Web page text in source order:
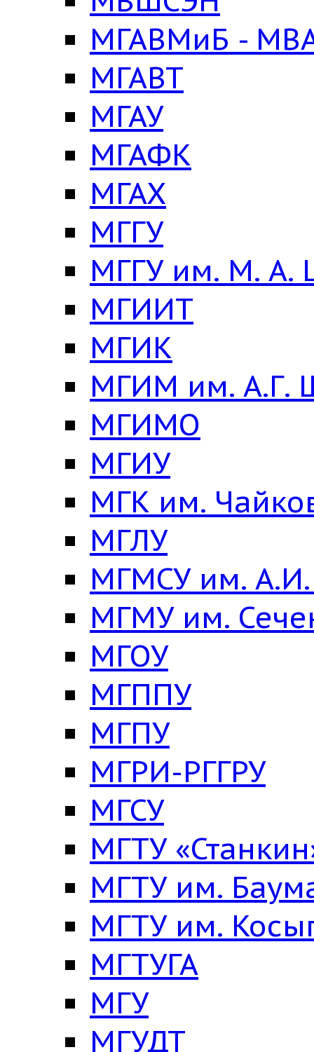
МГАВМиБ -
МГАВТ
МГАУ
МГАФК
МГАХ
МГГУ
МГГУ им. М. А.
МГИИТ
МГИК
МГИМ им. А.Г.
МГИМО
МГИУ
МГК им.
МГЛУ
МГМСУ им.
МГМУ им.
МГОУ
МГППУ
МГПУ
МГРИ-РГГРУ
МГСУ
МГТУ
МГТУ им.
МГТУ им.
МГТУГА
МГУ
МГУДТ